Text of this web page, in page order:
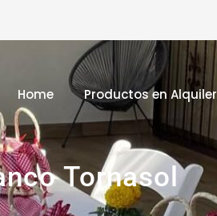
Home Productos en Alquiler
Tornasol